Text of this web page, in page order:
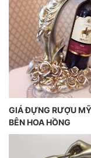
GIÁ ĐỰNG RƯỢU
BÊN HOA HỒNG